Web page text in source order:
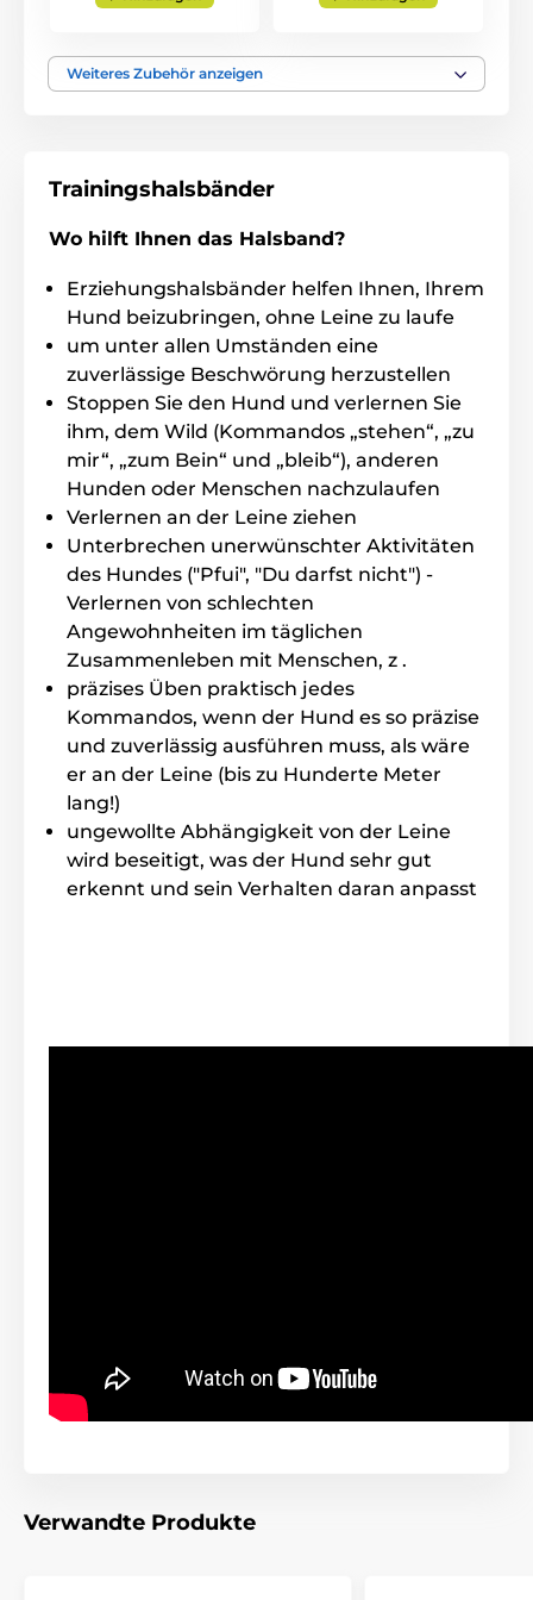
ohne Zerren, dass bei vielen Halsbändern typisch
war.
Wenn Ihnen das FUnkgerät ins Wasser fallt,
müssen Sie sich keine sorgen machen. Das
Funkgerät kann an der Oberfläche schwimmen und
Sie können sich von 6 verschiedenen Trainigs-
Regimem auswählen.
Die ANleitung finden Sie in
der Verpackung.
Das Halsband verfügt eine Batterie, die Sie leicht
mit den Ladegerät aufladen.
100 Impuls Stufen mit Booster Technologie
kontinuelle oder momenaten Korrektion
Reichweite
Mit den E-Collar Educator ET-400
Halsband können Sie Ihren Hund bis zu
1200m Weite trainieren, ohne die Leine zu
benutzen. Die Reichweite ist auch für ein
professionellen Training geeignet. Dank der
speziellen und patentierten Antenne kommt es nicht
zu Signal Verlust.
Typ der Korrektion
Das E-Collar Educator ET-400 Halsband
Wasserdichte
wasseridcht und kann an der Oberfläche schwimmen.
Weiteres Zubehör anzeigen
Trainingshalsbänder
Wo hilft Ihnen das Halsband?
Erziehungshalsbänder helfen Ihnen, Ihrem
Hund beizubringen, ohne Leine zu laufe
um unter allen Umständen eine
zuverlässige Beschwörung herzustellen
Stoppen Sie den Hund und verlernen Sie
ihm, dem Wild (Kommandos „stehen“, „zu
mir“, „zum Bein“ und „bleib“), anderen
Hunden oder Menschen nachzulaufen
Verlernen an der Leine ziehen
Unterbrechen unerwünschter Aktivitäten
des Hundes ("Pfui", "Du darfst nicht") -
Verlernen von schlechten
Angewohnheiten im täglichen
Zusammenleben mit Menschen, z .
präzises Üben praktisch jedes
Kommandos, wenn der Hund es so präzise
und zuverlässig ausführen muss, als wäre
er an der Leine (bis zu Hunderte Meter
lang!)
ungewollte Abhängigkeit von der Leine
wird beseitigt, was der Hund sehr gut
erkennt und sein Verhalten daran anpasst
Verwandte Produkte